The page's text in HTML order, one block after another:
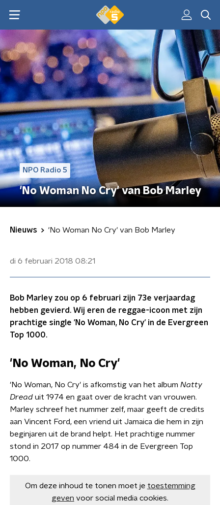
NPO Radio 5
'No Woman No Cry' van Bob Marley
Nieuws 'No Woman No Cry' van Bob Marley
di 6 februari 2018 08:21
Bob Marley zou op 6 februari zijn 73e verjaardag
hebben gevierd. Wij eren de reggae-icoon met zijn
prachtige single 'No Woman, No Cry' in de Evergreen
Top 1000.
'No Woman, No Cry'
'No Woman, No Cry' is afkomstig van het album Natty
Dread uit 1974 en gaat over de kracht van vrouwen.
Marley schreef het nummer zelf, maar geeft de credits
aan Vincent Ford, een vriend uit Jamaica die hem in zijn
beginjaren uit de brand helpt. Het prachtige nummer
stond in 2017 op nummer 484 in de Evergreen Top
1000.
Om deze inhoud te tonen moet je toestemming
geven voor social media cookies.